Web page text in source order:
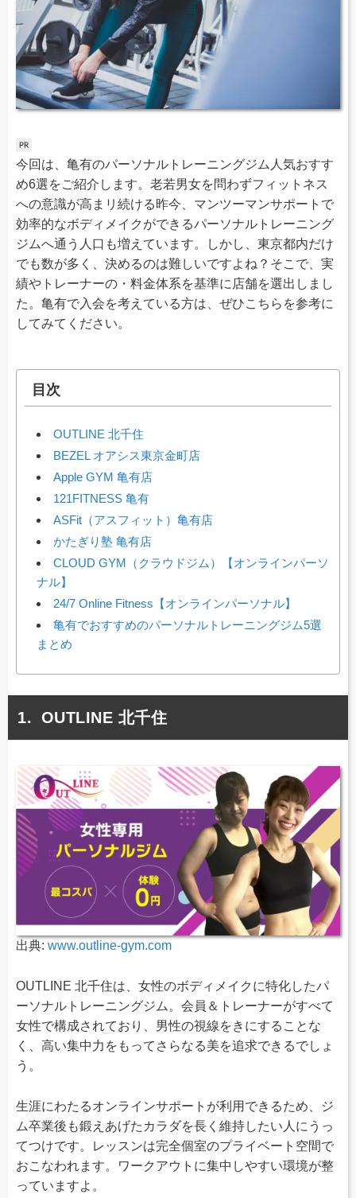
今回は、亀有のパーソナルトレーニングジム人気おすす
め6選をご紹介します。老若男女を問わずフィットネス
への意識が高まリ続ける昨今、マンツーマンサポートで
効率的なボディメイクができるパーソナルトレーニング
ジムへ通う人口も増えています。しかし、東京都内だけ
でも数が多く、決めるのは難しいですよね？そこで、実
績やトレーナーの・料金体系を基準に店舗を選出しまし
た。亀有で入会を考えている方は、ぜひこちらを参考に
してみてください。
目次
OUTLINE 北千住
BEZEL オアシス東京金町店
Apple GYM 亀有店
121FITNESS 亀有
ASFit（アスフィット）亀有店
かたぎり塾 亀有店
CLOUD GYM（クラウドジム）【オンラインパーソ
ナル】
24/7 Online Fitness【オンラインパーソナル】
亀有でおすすめのパーソナルトレーニングジム5選
まとめ
OUTLINE 北千住
出典: www.outline-gym.com
OUTLINE 北千住は、女性のボディメイクに特化したパ
ーソナルトレーニングジム。会員＆トレーナーがすべて
女性で構成されており、男性の視線をきにすることな
く、高い集中力をもってさらなる美を追求できるでしょ
う。
生涯にわたるオンラインサポートが利用できるため、ジ
ム卒業後も鍛えあげたカラダを長く維持したい人にうっ
てつけです。レッスンは完全個室のプライベート空間で
おこなわれます。ワークアウトに集中しやすい環境が整
っていますよ。